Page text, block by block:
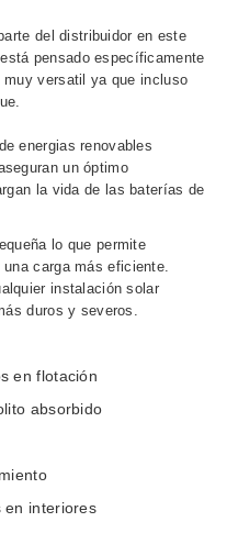
del distribuidor en este
pensado específicamente
versatil ya que incluso
energias renovables
un óptimo
la vida de las baterías de
lo que permite
carga más eficiente.
instalación solar
duros y severos.
en flotación
absorbido
en interiores